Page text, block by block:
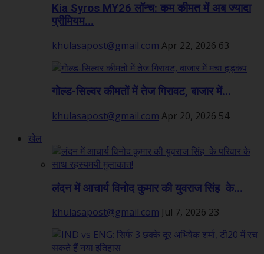
Kia Syros MY26 लॉन्च: कम कीमत में अब ज्यादा
प्रीमियम...
khulasapost@gmail.com Apr 22, 2026 63
गोल्ड-सिल्वर कीमतों में तेज गिरावट, बाजार में...
khulasapost@gmail.com Apr 20, 2026 54
खेल
लंदन में आचार्य विनोद कुमार की युवराज सिंह के...
khulasapost@gmail.com Jul 7, 2026 23